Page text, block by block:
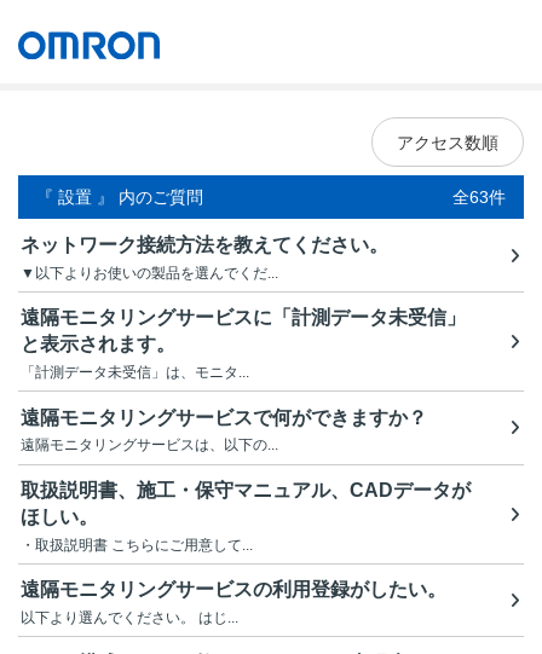
アクセス数順
『 設置 』 内のご質問 全63件
ネットワーク接続方法を教えてください。
▼以下よりお使いの製品を選んでくだ...
遠隔モニタリングサービスに「計測データ未受信」
と表示されます。
「計測データ未受信」は、モニタ...
遠隔モニタリングサービスで何ができますか？
遠隔モニタリングサービスは、以下の...
取扱説明書、施工・保守マニュアル、CADデータが
ほしい。
・取扱説明書 こちらにご用意して...
遠隔モニタリングサービスの利用登録がしたい。
以下より選んでください。 はじ...